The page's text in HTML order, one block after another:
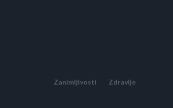
Zanimljivosti Zdravlje